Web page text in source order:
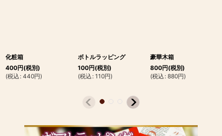
化粧箱
400円(税別)
(税込 : 440円)
ボトルラッピング
100円(税別)
(税込 : 110円)
豪華木箱
800円(税別)
(税込 : 880円)